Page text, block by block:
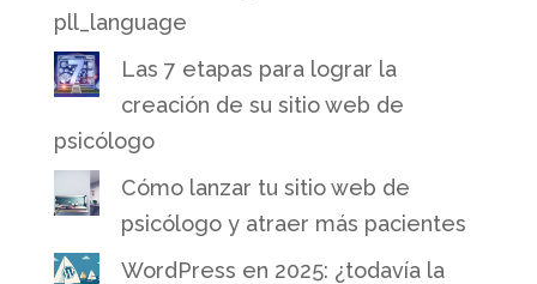
pll_language
Las 7 etapas para lograr la
creación de su sitio web de
psicólogo
Cómo lanzar tu sitio web de
psicólogo y atraer más pacientes
WordPress en 2025: ¿todavía la